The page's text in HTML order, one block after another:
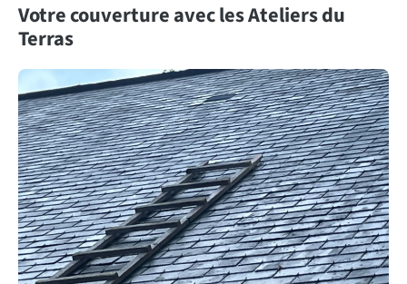
Votre couverture avec les Ateliers du
Terras